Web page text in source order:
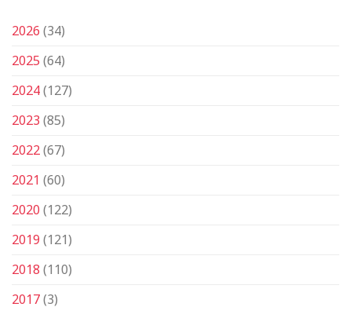
2026(34)
2025(64)
2024(127)
2023(85)
2022(67)
2021 (60)
2020(122)
2019(121)
2018(110)
2017(3)